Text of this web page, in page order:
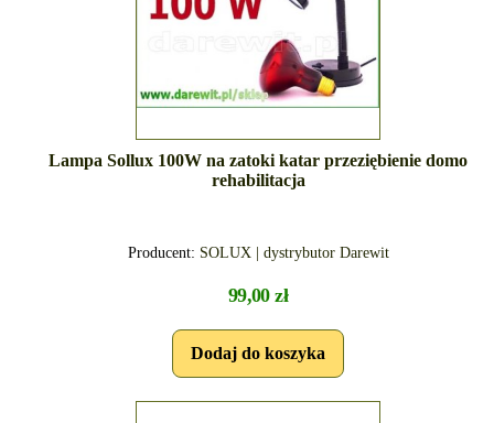
Lampa Sollux 100W na zatoki katar przeziębienie domo
rehabilitacja
Producent: SOLUX | dystrybutor Darewit
99,00 zł